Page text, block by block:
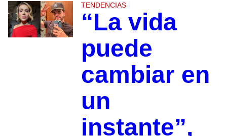
TENDENCIAS
“La vida
puede
cambiar en
un
instante”,